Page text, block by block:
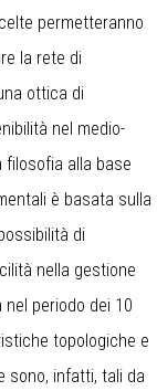
permetteranno
la rete di
ottica di
nel medio-
filosofia alla base
è basata sulla
di
nella gestione
nel periodo dei 10
topologiche e
sono, infatti, tali da